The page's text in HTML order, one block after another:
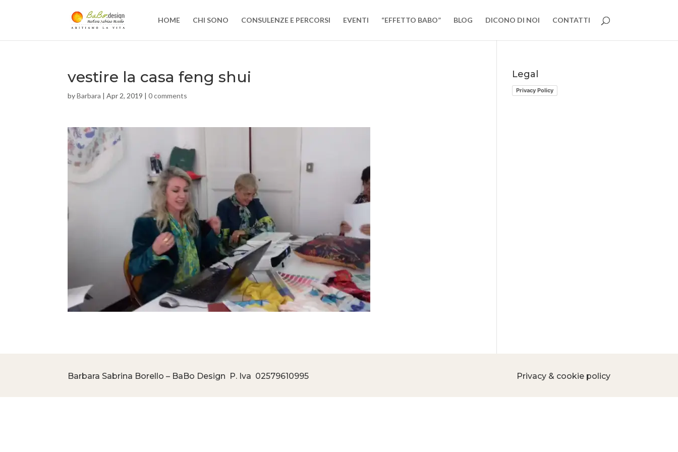
HOME CHI SONO CONSULENZE E PERCORSI EVENTI “EFFETTO BABO” BLOG DICONO DI NOI CONTATTI
vestire la casa feng shui
byBarbara |Apr 2, 2019 |0 comments
Legal
Privacy Policy
Barbara Sabrina Borello – BaBo Design P. Iva 02579610995 Privacy & cookie policy